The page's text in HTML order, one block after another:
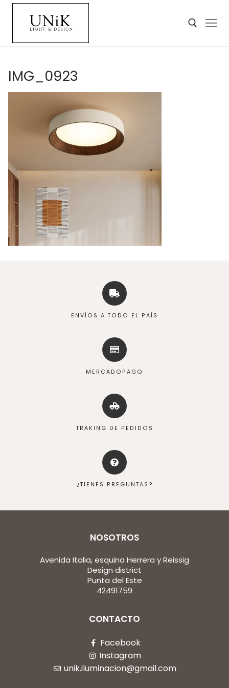
IMG_0923
ENVÍOS A TODO EL PAÍS
MERCADOPAGO
TRAKING DE PEDIDOS
¿TIENES PREGUNTAS?
NOSOTROS
Avenida Italia, esquina Herrera y Reissig
Design district
Punta del Este
42491759
CONTACTO
Facebook
Instagram
unik.iluminacion@gmail.com